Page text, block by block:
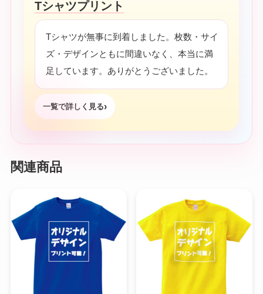
Tシャツプリント
Tシャツが無事に到着しました。枚数・サイ
ズ・デザインともに間違いなく、本当に満
足しています。ありがとうございました。
一覧で詳しく見る
関連商品